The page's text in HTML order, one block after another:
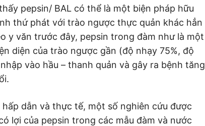
pepsin/ BAL có thể là một biện pháp hữu
thứ phát với trào ngược thực quản khác hẳn
y văn trước đây, pepsin trong đàm như là một
diện của trào ngược gần (độ nhạy 75%, độ
vào hầu – thanh quản và gây ra bệnh tăng
dẫn và thực tế, một số nghiên cứu được
lợi của pepsin trong các mẫu đàm và nước